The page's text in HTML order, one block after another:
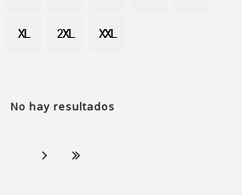
No hay resultados
XL 2XL XXL